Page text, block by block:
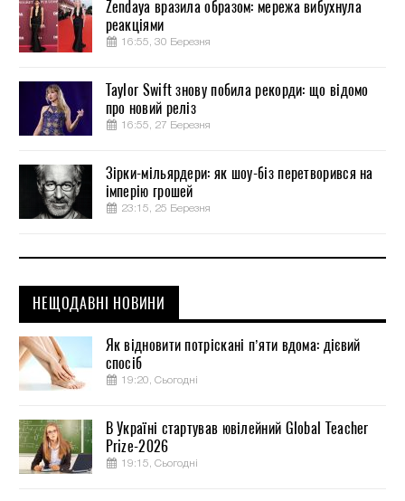
Zendaya вразила образом: мережа вибухнула
реакціями
16:55, 30 Березня
Taylor Swift знову побила рекорди: що відомо
про новий реліз
16:55, 27 Березня
Зірки-мільярдери: як шоу-біз перетворився на
імперію грошей
23:15, 25 Березня
НЕЩОДАВНІ НОВИНИ
Як відновити потріскані п’яти вдома: дієвий
спосіб
19:20, Сьогодні
В Україні стартував ювілейний Global Teacher
Prize-2026
19:15, Сьогодні